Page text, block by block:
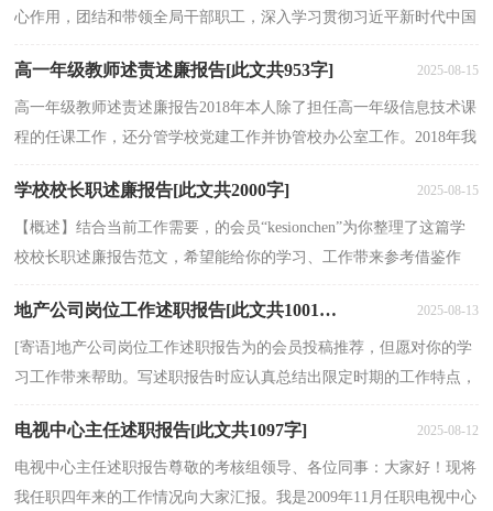
心作用，团结和带领全局干部职工，深入学习贯彻习近平新时代中国
高一年级教师述责述廉报告[此文共953字] 2025-08-15
高一年级教师述责述廉报告2018年本人除了担任高一年级信息技术课
程的任课工作，还分管学校党建工作并协管校办公室工作。2018年我
学校校长职述廉报告[此文共2000字] 2025-08-15
【概述】结合当前工作需要，的会员“kesionchen”为你整理了这篇学
校校长职述廉报告范文，希望能给你的学习、工作带来参考借鉴作
地产公司岗位工作述职报告[此文共10015字] 2025-08-13
[寄语]地产公司岗位工作述职报告为的会员投稿推荐，但愿对你的学
习工作带来帮助。写述职报告时应认真总结出限定时期的工作特点，
电视中心主任述职报告[此文共1097字] 2025-08-12
电视中心主任述职报告尊敬的考核组领导、各位同事：大家好！现将
我任职四年来的工作情况向大家汇报。我是2009年11月任职电视中心